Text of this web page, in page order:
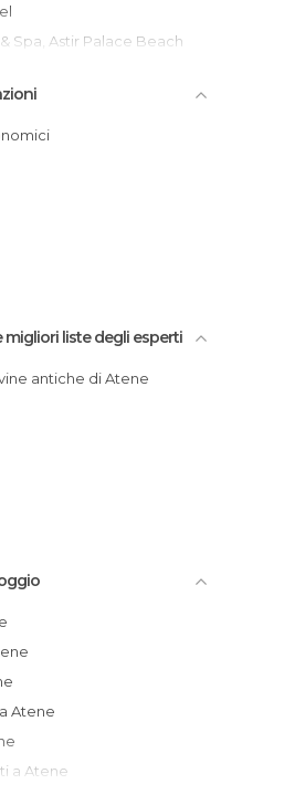
Airport
Pallas Athena
migliori liste degli esperti
antiche di Atene
Atene
a Atene